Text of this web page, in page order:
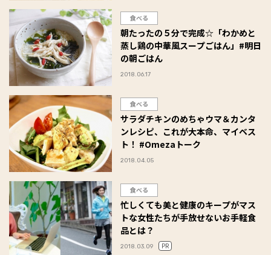
食べる
朝たったの５分で完成☆「わかめと
蒸し鶏の中華風スープごはん」#明日
の朝ごはん
2018.06.17
食べる
サラダチキンのめちゃウマ＆カンタ
ンレシピ、これが大本命、マイベス
ト！ #Omezaトーク
2018.04.05
食べる
忙しくても美と健康のキープがマス
トな女性たちが手放せないお手軽食
品とは？
2018.03.09 PR